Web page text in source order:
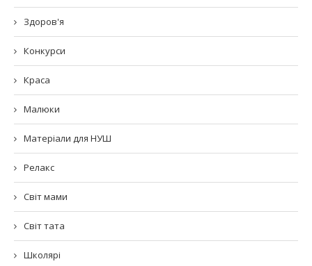
Здоров'я
Конкурси
Краса
Малюки
Матеріали для НУШ
Релакс
Світ мами
Світ тата
Школярі